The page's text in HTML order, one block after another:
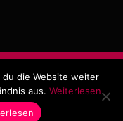
Theme von
du die Website weiter
aus. Weiterlesen